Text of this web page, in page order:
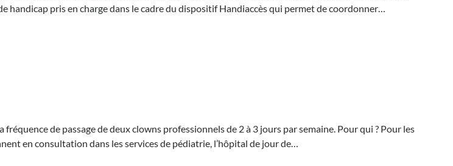
handicap pris en charge dans le cadre du dispositif Handiaccès qui permet de coordonner…
de passage de deux clowns professionnels de 2 à 3 jours par semaine. Pour qui ? Pour les
en consultation dans les services de pédiatrie, l’hôpital de jour de…